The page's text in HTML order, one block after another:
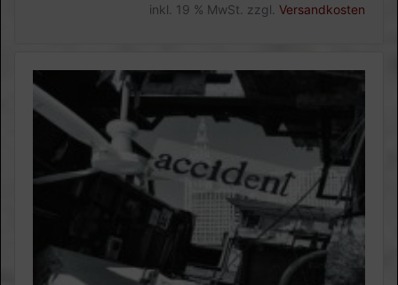
inkl. 19 % MwSt. zzgl. Versandkosten